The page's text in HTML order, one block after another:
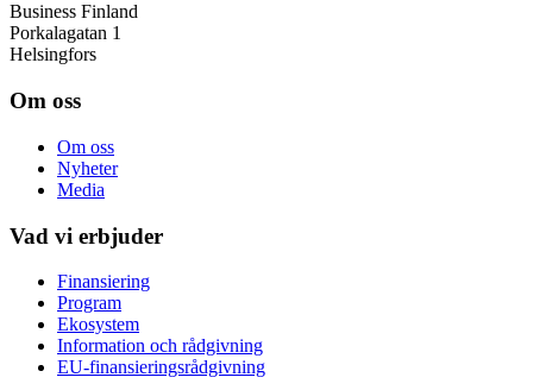
Business Finland
Porkalagatan 1
Helsingfors
Om oss
Om oss
Nyheter
Media
Vad vi erbjuder
Finansiering
Program
Ekosystem
Information och rådgivning
EU-finansieringsrådgivning